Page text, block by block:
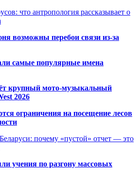
что антропология рассказывает о
возможны перебои связи из-за
самые популярные имена
крупный мото-музыкальный
2026
ограничения на посещение лесов
почему «пустой» отчет — это
учения по разгону массовых